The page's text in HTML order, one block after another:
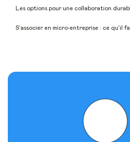
Les options pour une collaboration
S’associer en micro-entreprise : ce qu'il